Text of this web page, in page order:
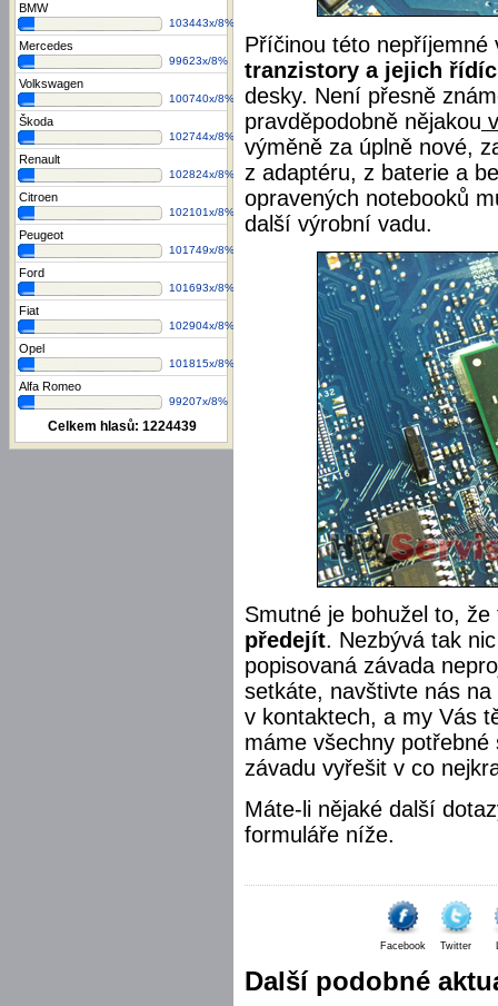
BMW
103443x/8%
Mercedes
99623x/8%
Volkswagen
100740x/8%
Škoda
102744x/8%
Renault
102824x/8%
Citroen
102101x/8%
Peugeot
101749x/8%
Ford
101693x/8%
Fiat
102904x/8%
Opel
101815x/8%
Alfa Romeo
99207x/8%
Celkem hlasů: 1224439
Příčinou této
tranzistory a jejich
desky. Není přesně
pravděpodobně nějakou
výměně za úplně nové,
z adaptéru, z baterie a
opravených notebooků
další výrobní vadu.
Smutné je bohužel to,
předejít. Nezbývá tak
popisovaná závada
setkáte, navštivte nás
v kontaktech, a my Vás
máme všechny
závadu vyřešit v co
Máte-li nějaké další
formuláře níže.
Facebook Twitter
Další podobné